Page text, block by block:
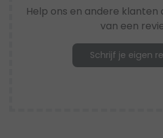
Help ons en andere
van een
Schrijf je eigen